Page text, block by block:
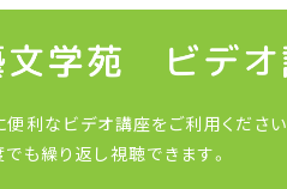
利なビデオ講座をご利用ください
も繰り返し視聴できます。